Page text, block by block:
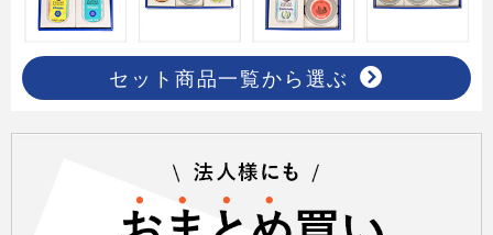
セット商品一覧から選ぶ